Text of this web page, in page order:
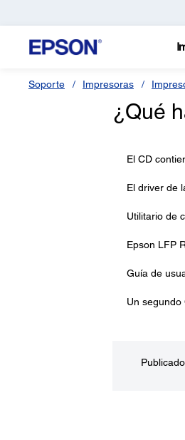
Soporte Impresoras
¿Qué
El CD
El driver de
Utilitario de
Epson LFP
Guía de
Un segundo